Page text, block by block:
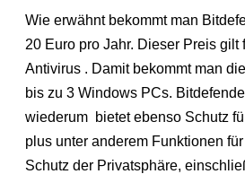
Wie erwähnt bekommt man
20 Euro pro Jahr. Dieser Preis gilt
Antivirus . Damit bekommt man
bis zu 3 Windows PCs.
wiederum bietet ebenso Schutz
plus unter anderem Funktionen
Schutz der Privatsphäre,